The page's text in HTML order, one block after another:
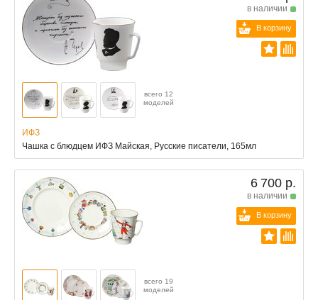
в наличии
В корзину
всего 12
моделей
ИФЗ
Чашка с блюдцем ИФЗ Майская, Русские писатели, 165мл
6 700 р.
в наличии
В корзину
всего 19
моделей